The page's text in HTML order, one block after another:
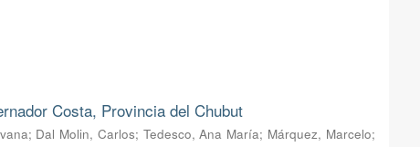
Costa, Provincia del Chubut
; Dal Molin, Carlos; Tedesco, Ana María; Márquez, Marcelo;